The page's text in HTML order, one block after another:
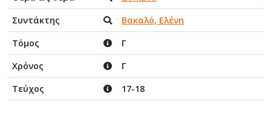
Συντάκτης
Βακαλό, Ελένη
Τόμος
Γ
Χρόνος
Γ
Τεύχος
17-18